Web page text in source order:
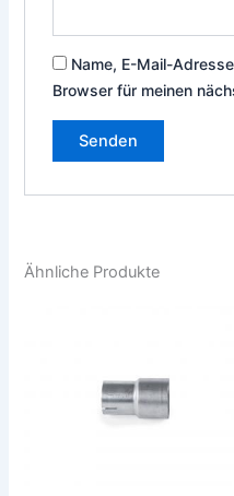
Name, E-Mail-
Browser für meinen
Ähnliche Produkte